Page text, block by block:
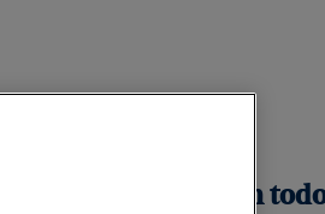
Mi primera vez en un